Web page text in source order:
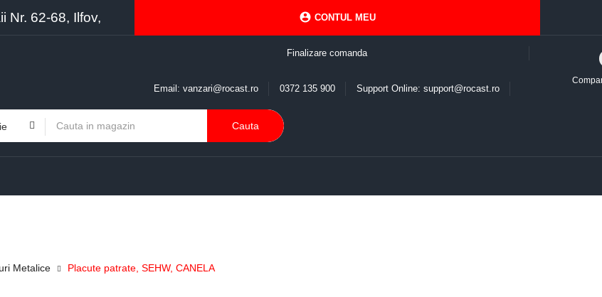
Nr. 62-68, Ilfov,  CONTUL MEU
Finalizare comanda
Support Online: support@rocast.ro
0372 135 900
Email: vanzari@rocast.ro
Cauta
Metalice Placute patrate, SEHW, CANELA